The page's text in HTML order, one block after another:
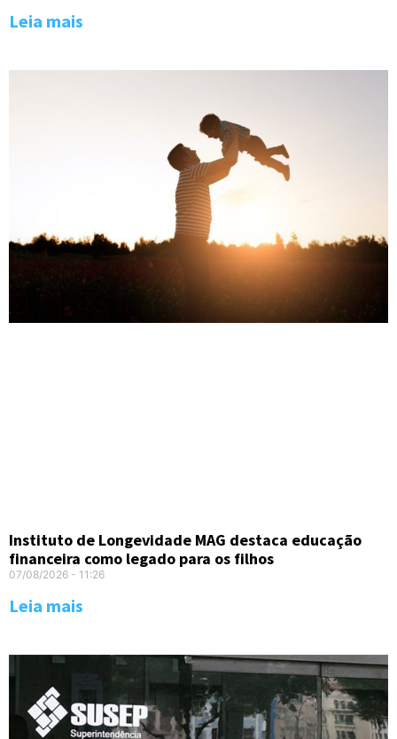
Leia mais
Instituto de Longevidade MAG destaca educação
financeira como legado para os filhos
07/08/2026 11:26
Leia mais